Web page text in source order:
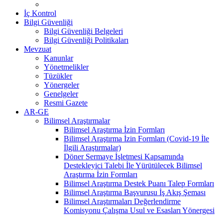
İç Kontrol
Bilgi Güvenliği
Bilgi Güvenliği Belgeleri
Bilgi Güvenliği Politikaları
Mevzuat
Kanunlar
Yönetmelikler
Tüzükler
Yönergeler
Genelgeler
Resmi Gazete
AR-GE
Bilimsel Araştırmalar
Bilimsel Araştırma İzin Formları
Bilimsel Araştırma İzin Formları (Covid-19 İle
İlgili Araştırmalar)
Döner Sermaye İşletmesi Kapsamında
Destekleyici Talebi İle Yürütülecek Bilimsel
Araştırma İzin Formları
Bilimsel Araştırma Destek Puanı Talep Formları
Bilimsel Araştırma Başvurusu İş Akış Şeması
Bilimsel Araştırmaları Değerlendirme
Komisyonu Çalışma Usul ve Esasları Yönergesi